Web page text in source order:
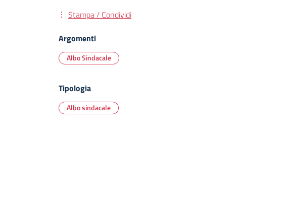
Stampa / Condividi
Argomenti
Albo Sindacale
Tipologia
Albo sindacale